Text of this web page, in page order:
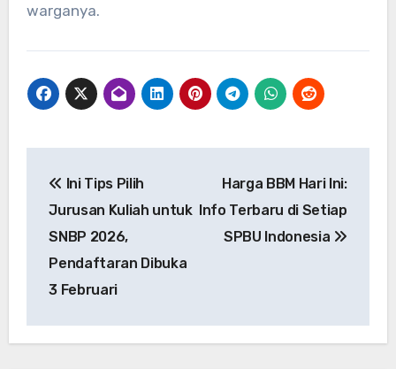
warganya.
pos
Ini Tips Pilih
Jurusan Kuliah untuk
SNBP 2026,
Pendaftaran Dibuka
3 Februari
Harga BBM Hari Ini:
Info Terbaru di Setiap
SPBU Indonesia